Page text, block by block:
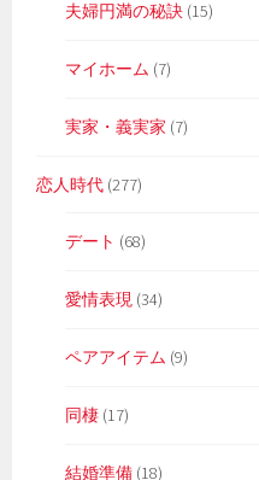
夫婦円満の秘訣 (15)
マイホーム (7)
実家・義実家 (7)
恋人時代 (277)
デート (68)
愛情表現 (34)
ペアアイテム (9)
同棲 (17)
結婚準備 (18)